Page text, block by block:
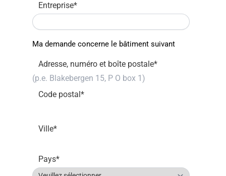
Entreprise*
Ma demande concerne le bâtiment suivant
Adresse, numéro et boîte postale*
Code postal *
Ville*
Pays*